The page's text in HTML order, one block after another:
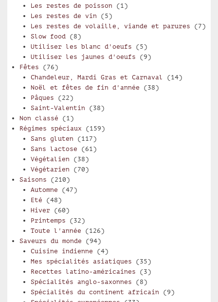
Les restes de poisson (1)
Les restes de vin (5)
Les restes de volaille, viande et parures (7)
Slow food(8)
Utiliser les blanc d'oeufs (5)
Utiliser les jaunes d'oeufs (9)
Fêtes (76)
Chandeleur, Mardi Gras et Carnaval (14)
Noël et fêtes de fin d'année (38)
Pâques (22)
Saint-Valentin (38)
Non classé (1)
Régimes spéciaux (159)
Sans gluten (117)
Sans lactose (61)
Végétalien (38)
Végétarien (70)
Saisons (210)
Automne (47)
Eté (48)
Hiver(60)
Printemps (32)
Toute l'année (126)
Saveurs du monde (94)
Cuisine indienne (4)
Mes spécialités asiatiques (35)
Recettes latino-américaines (3)
Spécialités anglo-saxonnes (8)
Spécialités du continent africain (9)